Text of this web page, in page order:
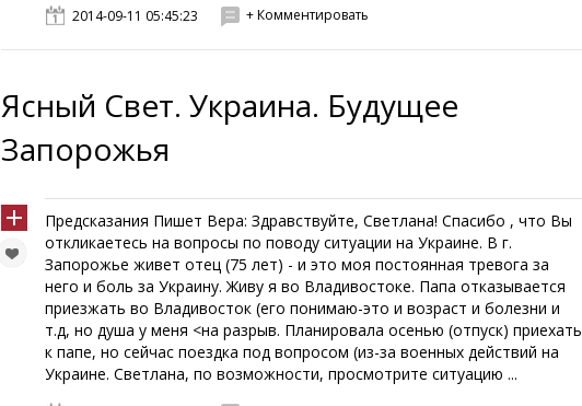
2014-09-11 05:45:23 + Комментировать
Ясный Свет. Украина. Будущее
Запорожья
Предсказания Пишет Вера: Здравствуйте, Светлана! Спасибо , что Вы
откликаетесь на вопросы по поводу ситуации на Украине. В г.
Запорожье живет отец (75 лет) - и это моя постоянная тревога за
него и боль за Украину. Живу я во Владивостоке. Папа отказывается
приезжать во Владивосток (его понимаю-это и возраст и болезни и
т.д, но душа у меня <на разрыв. Планировала осенью (отпуск) приехать
к папе, но сейчас поездка под вопросом (из-за военных действий на
Украине. Светлана, по возможности, просмотрите ситуацию ...